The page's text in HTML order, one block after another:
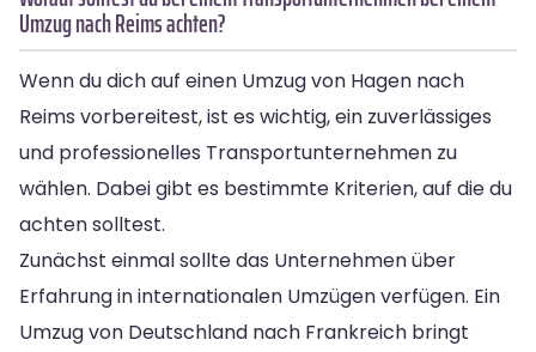
Umzug nach Reims achten?
Wenn du dich auf einen Umzug von Hagen nach
Reims vorbereitest, ist es wichtig, ein zuverlässiges
und professionelles Transportunternehmen zu
wählen. Dabei gibt es bestimmte Kriterien, auf die du
achten solltest.
Zunächst einmal sollte das Unternehmen über
Erfahrung in internationalen Umzügen verfügen. Ein
Umzug von Deutschland nach Frankreich bringt